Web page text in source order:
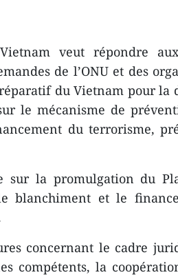
veut répondre
de l’ONU et des
du Vietnam pour la
le mécanisme de
du terrorisme,
sur la promulgation du
blanchiment et le
concernant le cadre
compétents, la